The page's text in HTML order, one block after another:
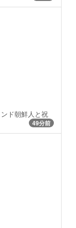
ド朝鮮人と祝
49分前